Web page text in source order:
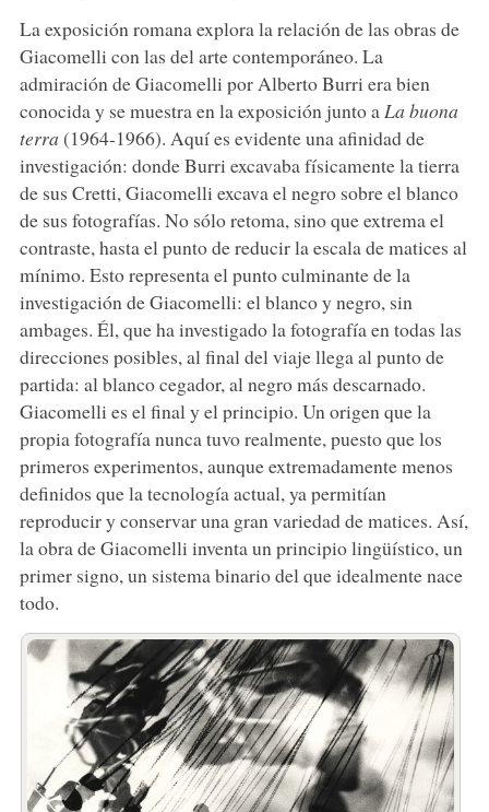
La exposición romana explora la relación de las obras de
Giacomelli con las del arte contemporáneo. La
admiración de Giacomelli por Alberto Burri era bien
conocida y se muestra en la exposición junto aLa buona
terra (1964-1966). Aquí es evidente una afinidad de
investigación: donde Burri excavaba físicamente la tierra
de sus Cretti, Giacomelli excava el negro sobre el blanco
de sus fotografías. No sólo retoma, sino que extrema el
contraste, hasta el punto de reducir la escala de matices al
mínimo. Esto representa el punto culminante de la
investigación de Giacomelli: el blanco y negro, sin
ambages. Él, que ha investigado la fotografía en todas las
direcciones posibles, al final del viaje llega al punto de
partida: al blanco cegador, al negro más descarnado.
Giacomelli es el final y el principio. Un origen que la
propia fotografía nunca tuvo realmente, puesto que los
primeros experimentos, aunque extremadamente menos
definidos que la tecnología actual, ya permitían
reproducir y conservar una gran variedad de matices. Así,
la obra de Giacomelli inventa un principio lingüístico, un
primer signo, un sistema binario del que idealmente nace
todo.